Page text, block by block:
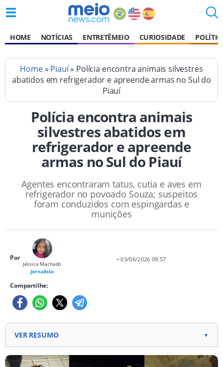
HOME NOTÍCIAS ENTRETÊMEIO CURIOSIDADE
Home» Piauí» Polícia encontra animais silvestres
abatidos em refrigerador e apreende armas no Sul do
Piauí
Polícia encontra animais
silvestres abatidos em
refrigerador e apreende
armas no Sul do Piauí
Agentes encontraram tatus, cutia e aves em
refrigerador no povoado Souza; suspeitos
foram conduzidos com espingardas e
munições
Por
Jéssica Machado
Jornalista
• 03/06/2026 09:57
Compartilhe:
VER RESUMO ▼
Quatro animais silvestres foram encontrados em um